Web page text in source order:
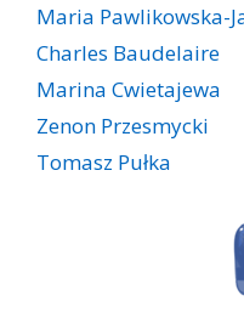
Maria Pawlikowska-
Charles Baudelaire
Marina Cwietajewa
Zenon Przesmycki
Tomasz Pułka